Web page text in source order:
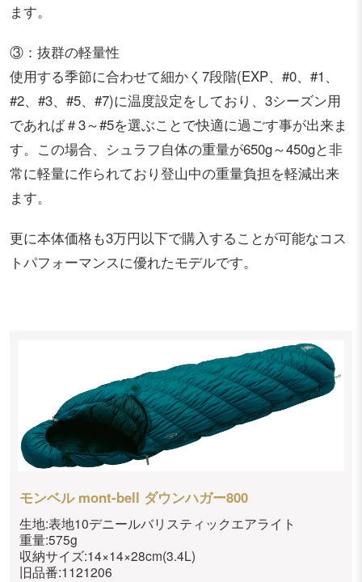
ます。
③：抜群の軽量性
使用する季節に合わせて細かく7段階(EXP、#0、#1、
#2、#3、#5、#7)に温度設定をしており、3シーズン用
であれば＃3～#5を選ぶことで快適に過ごす事が出来ま
す。この場合、シュラフ自体の重量が650g～450gと非
常に軽量に作られており登山中の重量負担を軽減出来
ます。
更に本体価格も3万円以下で購入することが可能なコス
トパフォーマンスに優れたモデルです。
モンベル mont-bell ダウンハガー800
生地:表地10デニールバリスティックエアライト
重量:575g
収納サイズ:14×14×28cm(3.4L)
旧品番:1121206